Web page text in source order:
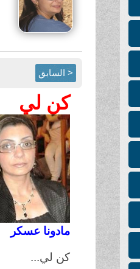
< السابق
كن لي
مادونا عسكر
كن لي...